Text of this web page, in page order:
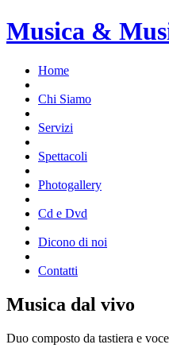
Musica &
Home
Chi Siamo
Servizi
Spettacoli
Photogallery
Cd e Dvd
Dicono di noi
Contatti
Musica dal vivo
Duo composto da tastiera e